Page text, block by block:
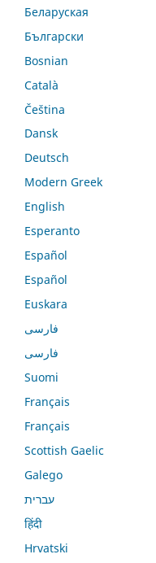
Беларуская
Български
Bosnian
Català
Čeština
Dansk
Deutsch
Modern Greek
English
Esperanto
Español
Español
Euskara
فارسی
فارسی
Suomi
Français
Français
Scottish Gaelic
Galego
עברית
हिंदी
Hrvatski